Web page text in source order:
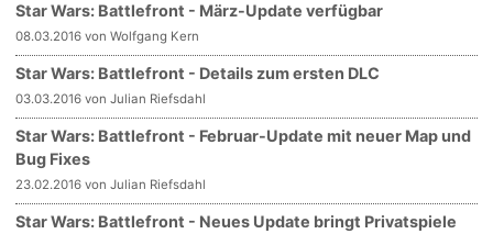
Star Wars: Battlefront - März-Update verfügbar
08.03.2016 von Wolfgang Kern
Star Wars: Battlefront - Details zum ersten DLC
03.03.2016 von Julian Riefsdahl
Star Wars: Battlefront - Februar-Update mit neuer Map und
Bug Fixes
23.02.2016 von Julian Riefsdahl
Star Wars: Battlefront - Neues Update bringt Privatspiele